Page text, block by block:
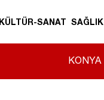
KÜLTÜR-SANAT SAĞLIK